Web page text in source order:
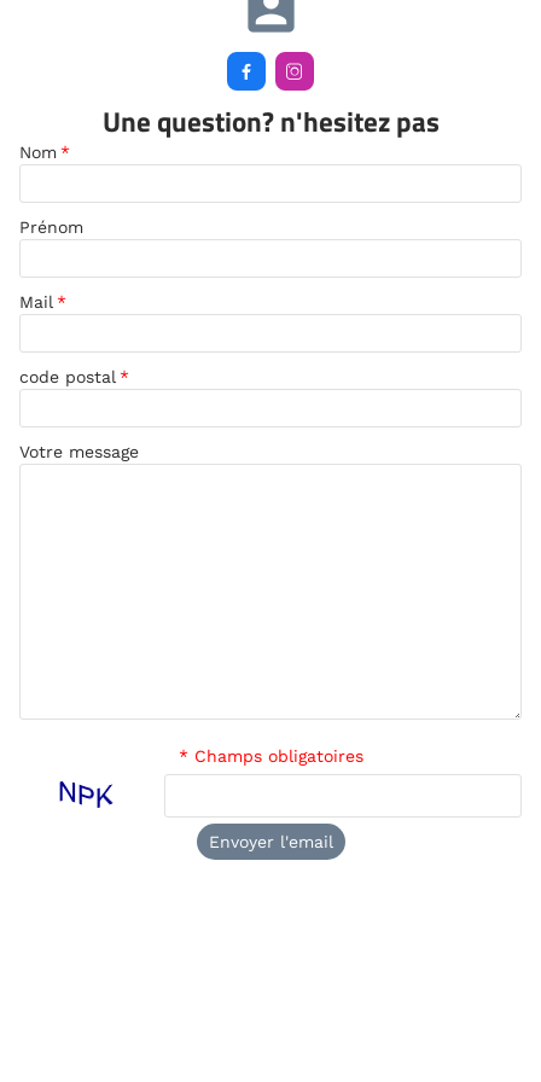
 
Une question? n'hesitez pas
Nom *
Prénom
Mail *
code postal *
Votre message
* Champs obligatoires
Envoyer l'email